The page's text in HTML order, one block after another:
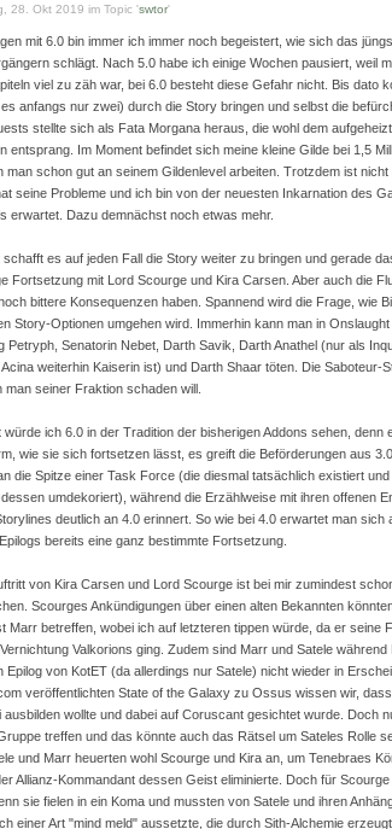
28. Okt 2019 im Topic 'swtor'
mit 6.0 bin immer ich immer noch begeistert, wie sich das
schlägt. Nach 5.0 habe ich einige Wochen pausiert, weil
viel zu zäh war, bei 6.0 besteht diese Gefahr nicht. Bis dato
anfangs nur zwei) durch die Story bringen und selbst die
stellte sich als Fata Morgana heraus, die wohl dem
entsprang. Im Moment befindet sich meine kleine Gilde bei 1,5
man schon gut an seinem Gildenlevel arbeiten. Trotzdem ist nicht
seine Probleme und ich bin von der neuesten Inkarnation des
erwartet. Dazu demnächst noch etwas mehr.
schafft es auf jeden Fall die Story weiter zu bringen und gerade
Fortsetzung mit Lord Scourge und Kira Carsen. Aber auch die
bittere Konsequenzen haben. Spannend wird die Frage, wie
Story-Optionen umgehen wird. Immerhin kann man in
Petryph, Senatorin Nebet, Darth Savik, Darth Anathel (nur als
weiterhin Kaiserin ist) und Darth Shaar töten. Die Saboteur-
man seiner Fraktion schaden will.
würde ich 6.0 in der Tradition der bisherigen Addons sehen, denn
wie sie sich fortsetzen lässt, es greift die Beförderungen aus
die Spitze einer Task Force (die diesmal tatsächlich existiert
umdekoriert), während die Erzählweise mit ihren offenen
deutlich an 4.0 erinnert. So wie bei 4.0 erwartet man sich
bereits eine ganz bestimmte Fortsetzung.
von Kira Carsen und Lord Scourge ist bei mir zumindest
Scourges Ankündigungen über einen alten Bekannten
Marr betreffen, wobei ich auf letzteren tippen würde, da er seine
Valkorions ging. Zudem sind Marr und Satele
Epilog von KotET (da allerdings nur Satele) nicht wieder in
veröffentlichten State of the Galaxy zu Ossus wissen wir,
ausbilden wollte und dabei auf Coruscant gesichtet wurde. Doch
treffen und das könnte auch das Rätsel um Sateles Rolle
und Marr heuerten wohl Scourge und Kira an, um Tenebraes
Allianz-Kommandant dessen Geist eliminierte. Doch für
sie fielen in ein Koma und mussten von Satele und ihren
einer Art "mind meld" aussetzte, die durch Sith-Alchemie